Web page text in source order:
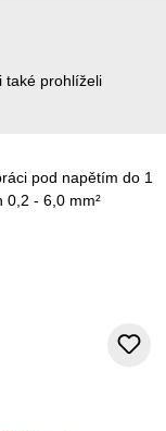
také prohlíželi